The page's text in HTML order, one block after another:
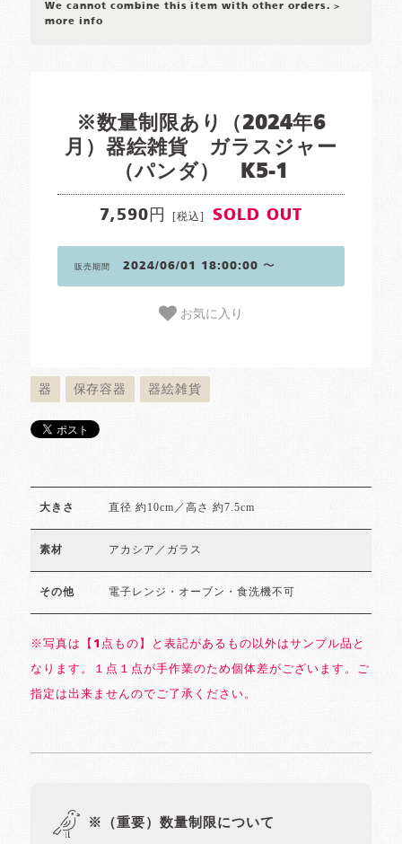
We cannot combine this item with other orders. >
more info
※数量制限あり（2024年6
月）器絵雑貨 ガラスジャー
（パンダ） K5-1
7,590円 [税込] SOLD OUT
販売期間 2024/06/01 18:00:00 〜
お気に入り
器 保存容器 器絵雑貨
大きさ 直径 約10cm／高さ 約7.5cm
素材 アカシア／ガラス
その他 電子レンジ・オーブン・食洗機不可
※写真は【1点もの】と表記があるもの以外はサンプル品と
なります。１点１点が手作業のため個体差がございます。ご
指定は出来ませんのでご了承ください。
※（重要）数量制限について